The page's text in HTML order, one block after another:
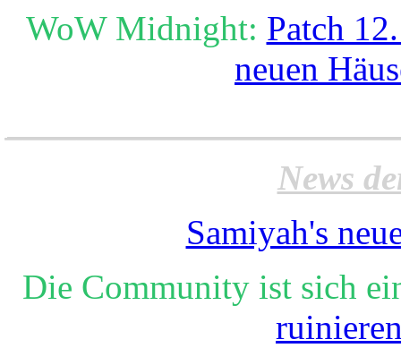
WoW Midnight: Patch
neuen
News
Samiyah's
Die Community ist sich